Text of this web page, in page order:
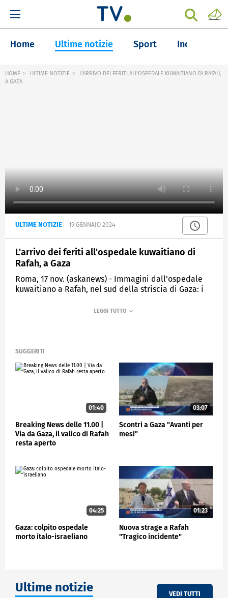
Home Ultime notizie Sport Inchieste
HOME ULTIME NOTIZIE
L'ARRIVO DEI FERITI ALL'OSPEDALE KUWAITIANO DI RAFAH,
A GAZA
ULTIME NOTIZIE 19 GENNAIO 2024
L'arrivo dei feriti all'ospedale kuwaitiano di
Rafah, a Gaza
Roma, 17 nov. (askanews) - Immagini dall'ospedale
kuwaitiano a Rafah, nel sud della striscia di Gaza: i
bombardamenti israeliani, fra loro anche bambini.
dei civili nella Striscia è sempre più drammatica, i
morti palestinesi sono oltre 11.000 secondo
l'amministrazione di Hamas, i morti israeliani sono
SUGGERITI
01:40
Breaking News delle 11.00 |
Via da Gaza, il valico di Rafah
resta aperto
03:07
Scontri a Gaza "Avanti per
mesi"
04:25
Gaza: colpito ospedale
morto italo-israeliano
01:23
Nuova strage a Rafah
"Tragico incidente"
Ultime notizie VEDI TUTTI